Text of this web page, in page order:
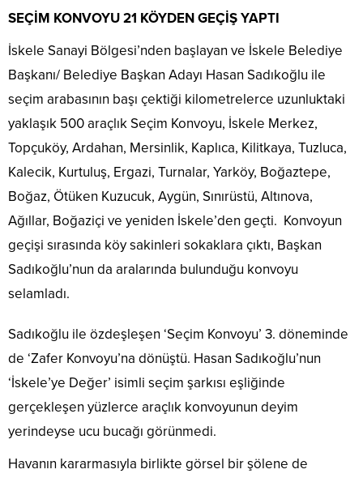
SEÇİM KONVOYU 21 KÖYDEN GEÇİŞ YAPTI
İskele Sanayi Bölgesi’nden başlayan ve İskele Belediye
Başkanı/ Belediye Başkan Adayı Hasan Sadıkoğlu ile
seçim arabasının başı çektiği kilometrelerce uzunluktaki
yaklaşık 500 araçlık Seçim Konvoyu, İskele Merkez,
Topçuköy, Ardahan, Mersinlik, Kaplıca, Kilitkaya, Tuzluca,
Kalecik, Kurtuluş, Ergazi, Turnalar, Yarköy, Boğaztepe,
Boğaz, Ötüken Kuzucuk, Aygün, Sınırüstü, Altınova,
Ağıllar, Boğaziçi ve yeniden İskele’den geçti. Konvoyun
geçişi sırasında köy sakinleri sokaklara çıktı, Başkan
Sadıkoğlu’nun da aralarında bulunduğu konvoyu
selamladı.
Sadıkoğlu ile özdeşleşen ‘Seçim Konvoyu’ 3. döneminde
de ‘Zafer Konvoyu’na dönüştü. Hasan Sadıkoğlu’nun
‘İskele’ye Değer’ isimli seçim şarkısı eşliğinde
gerçekleşen yüzlerce araçlık konvoyunun deyim
yerindeyse ucu bucağı görünmedi.
Havanın kararmasıyla birlikte görsel bir şölene de